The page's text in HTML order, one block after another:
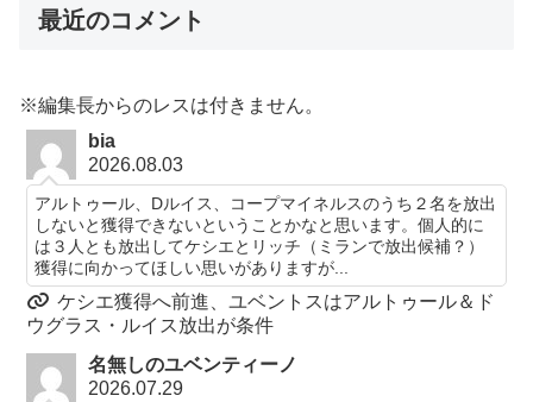
最近のコメント
※編集長からのレスは付きません。
bia
2026.08.03
アルトゥール、Dルイス、コープマイネルスのうち２名を放出
しないと獲得できないということかなと思います。個人的に
は３人とも放出してケシエとリッチ（ミランで放出候補？）
獲得に向かってほしい思いがありますが...
ケシエ獲得へ前進、ユベントスはアルトゥール＆ド
ウグラス・ルイス放出が条件
名無しのユベンティーノ
2026.07.29